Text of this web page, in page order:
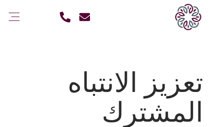
تعزيز الانتباه
المشترك